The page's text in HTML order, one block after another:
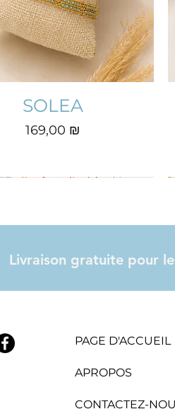
SOLEA
Prix
169,00 ₪
CROWN RING
EVITA
COEUR
Livraison gratuite pour
PAGE D'ACCUEIL
APROPOS
CONTACTEZ-